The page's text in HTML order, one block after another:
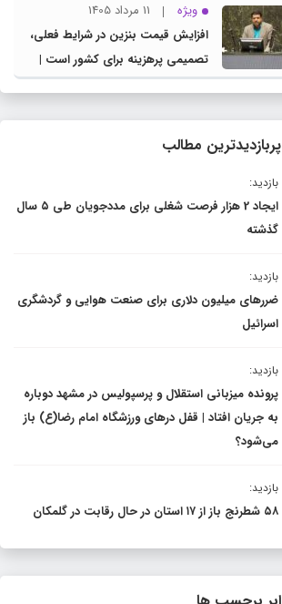
ویژه
11 مرداد 1405
افزایش قیمت بنزین در شرایط فعلی،
تصمیمی پرهزینه برای کشور است |
دولت، قاچاق سوخت و عوامل اصلی
پربازدیدترین مطالب
بازدید:
ایجاد 2 هزار فرصت شغلی برای مددجویان طی ۵ سال
گذشته
بازدید:
ضررهای میلیون دلاری برای صنعت هوایی و گردشگری
اسرائیل
بازدید:
پرونده میزبانی استقلال و پرسپولیس در مشهد دوباره
به جریان افتاد | قفل در‌های ورزشگاه امام رضا(ع) باز
می‌شود؟
بازدید:
۵۸ شطرنج‌ باز از ۱۷ استان در حال رقابت در گلمکان